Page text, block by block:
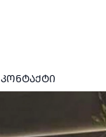
ᲙᲝᲜᲢᲐᲥᲢᲘ